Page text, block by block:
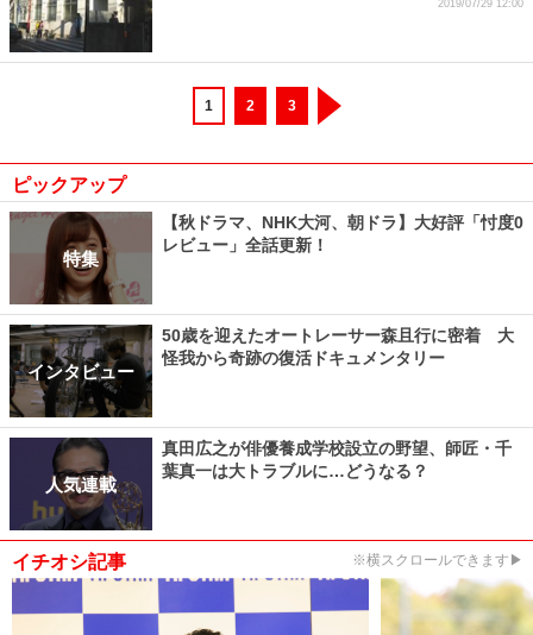
2019/07/29 12:00
1 2 3
ピックアップ
特集
【秋ドラマ、NHK大河、朝ドラ】大好評「忖度0
レビュー」全話更新！
インタビュー
50歳を迎えたオートレーサー森且行に密着 大
怪我から奇跡の復活ドキュメンタリー
人気連載
真田広之が俳優養成学校設立の野望、師匠・千
葉真一は大トラブルに…どうなる？
イチオシ記事 ※横スクロールできます▶